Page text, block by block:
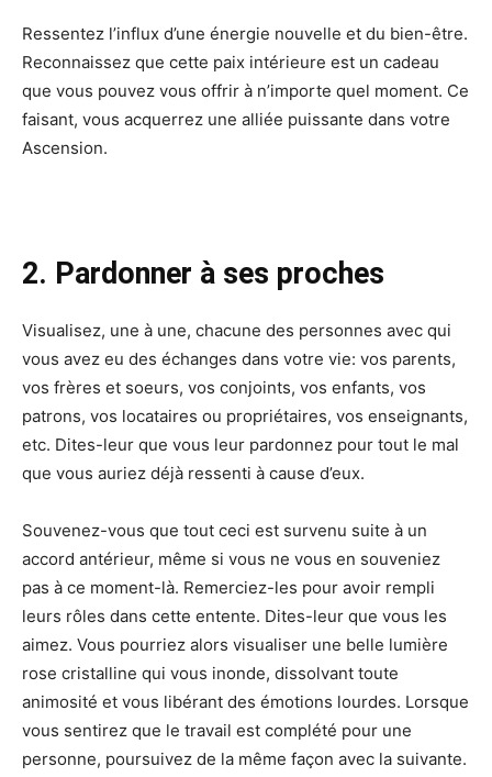
Ressentez l’influx d’une énergie nouvelle et du bien-être.
Reconnaissez que cette paix intérieure est un cadeau
que vous pouvez vous offrir à n’importe quel moment. Ce
faisant, vous acquerrez une alliée puissante dans votre
Ascension.
2. Pardonner à ses proches
Visualisez, une à une, chacune des personnes avec qui
vous avez eu des échanges dans votre vie: vos parents,
vos frères et soeurs, vos conjoints, vos enfants, vos
patrons, vos locataires ou propriétaires, vos enseignants,
etc. Dites-leur que vous leur pardonnez pour tout le mal
que vous auriez déjà ressenti à cause d’eux.
Souvenez-vous que tout ceci est survenu suite à un
accord antérieur, même si vous ne vous en souveniez
pas à ce moment-là. Remerciez-les pour avoir rempli
leurs rôles dans cette entente. Dites-leur que vous les
aimez. Vous pourriez alors visualiser une belle lumière
rose cristalline qui vous inonde, dissolvant toute
animosité et vous libérant des émotions lourdes. Lorsque
vous sentirez que le travail est complété pour une
personne, poursuivez de la même façon avec la suivante.